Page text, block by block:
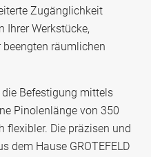
Zugänglichkeit
Ihrer Werkstücke,
räumlichen
Befestigung mittels
Pinolenlänge von 350
flexibler. Die präzisen und
dem Hause GROTEFELD